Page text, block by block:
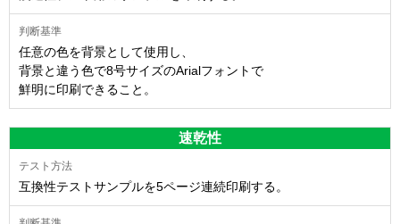
任意の色を背景として使用し、
背景と違う色で8号サイズのArialフォントで
鮮明に印刷できること。
速乾性
互換性テストサンプルを5ページ連続印刷する。